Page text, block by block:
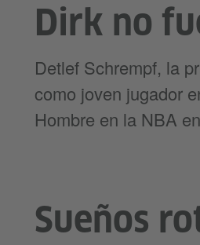
Dirk no
Detlef Schrempf, la
como joven jugador
Hombre en la NBA
Sueños